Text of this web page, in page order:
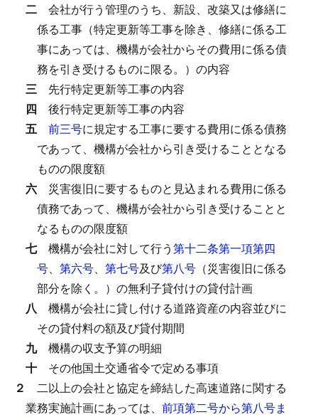
二 会社が行う管理のうち、新設、改築又は修繕に
係る工事（特定更新等工事を除き、修繕に係る工
事にあっては、機構が会社からその費用に係る債
務を引き受けるものに限る。）の内容
三 先行特定更新等工事の内容
四 後行特定更新等工事の内容
五 前三号に規定する工事に要する費用に係る債務
であって、機構が会社から引き受けることとなる
ものの限度額
六 災害復旧に要するものと見込まれる費用に係る
債務であって、機構が会社から引き受けることと
なるものの限度額
七 機構が会社に対して行う第十二条第一項第四
号、 第六号、 第七号及び第八号 （災害復旧に係る
部分を除く。）の無利子貸付けの貸付計画
八 機構が会社に貸し付ける道路資産の内容並びに
その貸付料の額及び貸付期間
九 機構の収支予算の明細
十 その他国土交通省令で定める事項
２ 二以上の会社と協定を締結した高速道路に関する
業務実施計画にあっては、 前項第二号から第八号ま